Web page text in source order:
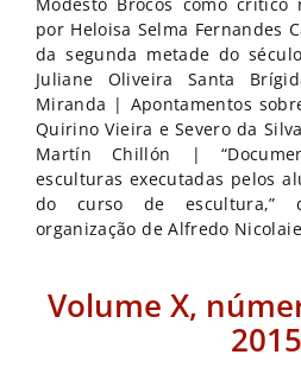
por Heloisa Selma Fernandes
da segunda metade do
Juliane Oliveira Santa
Miranda | Apontamentos
Quirino Vieira e Severo da
Martín Chillón |
esculturas executadas pelos
do curso de escultura,”
organização de Alfredo
Volume X,
2015